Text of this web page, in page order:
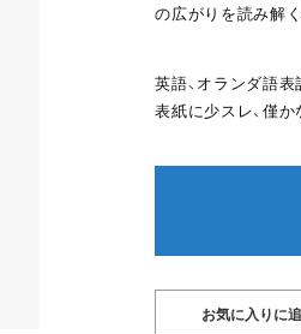
の広がりを読み解
英語、オランダ語表
表紙に少スレ、僅